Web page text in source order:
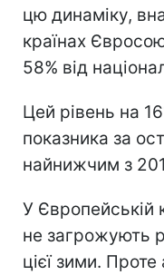
цю динаміку,
країнах
58% від
Цей рівень на
показника за
найнижчим з
У Європейській
не загрожують
цієї зими. Проте